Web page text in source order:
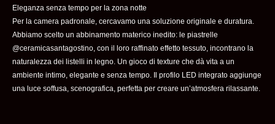
Eleganza senza tempo per la zona notte
Per la camera padronale, cercavamo una soluzione originale e duratura.
Abbiamo scelto un abbinamento materico inedito: le piastrelle
@ceramicasantagostino, con il loro raffinato effetto tessuto, incontrano la
naturalezza dei listelli in legno. Un gioco di texture che dà vita a un
ambiente intimo, elegante e senza tempo. Il profilo LED integrato aggiunge
una luce soffusa, scenografica, perfetta per creare un’atmosfera rilassante.